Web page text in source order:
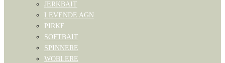
JERKBAIT
LEVENDE AGN
PIRKE
SOFTBAIT
SPINNERE
WOBLERE